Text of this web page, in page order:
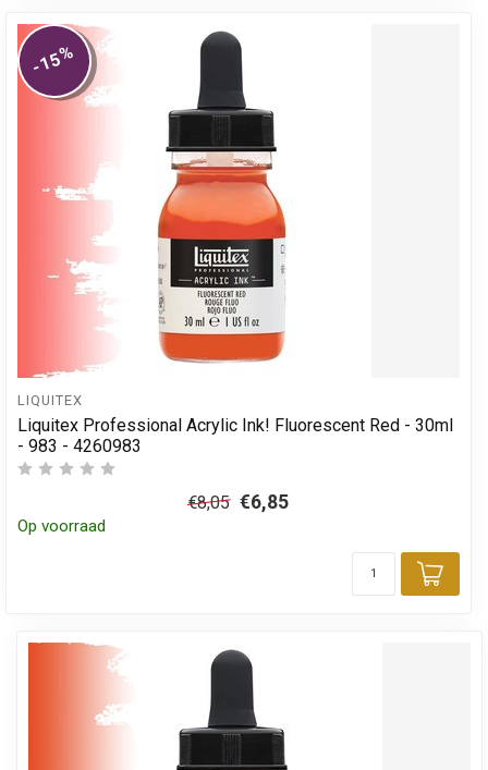
-15%
LIQUITEX
Liquitex Professional Acrylic Ink! Fluorescent Red - 30ml
- 983 - 4260983
€8,05 €6,85
Op voorraad